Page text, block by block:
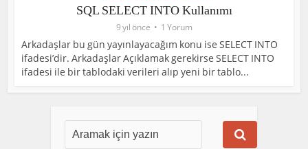
SQL SELECT INTO Kullanımı
9 yıl önce 1 Yorum
Arkadaşlar bu gün yayınlayacağım konu ise SELECT INTO
ifadesi’dir. Arkadaşlar Açıklamak gerekirse SELECT INTO
ifadesi ile bir tablodaki verileri alıp yeni bir tablo...